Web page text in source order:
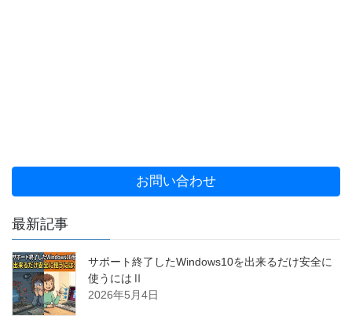
お問い合わせ
最新記事
サポート終了したWindows10を出来るだけ安全に
使うにはⅡ
2026年5月4日